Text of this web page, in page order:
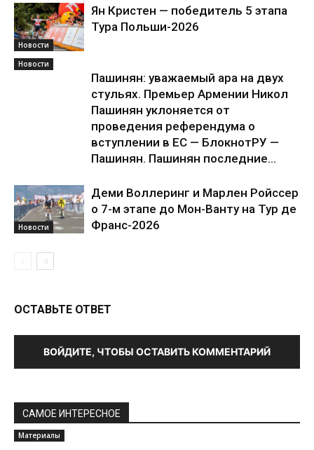
Новости
Ян Кристен — победитель 5 этапа
Тура Польши-2026
Новости
Пашинян: уважаемый ара на двух
стульях. Премьер Армении Никол
Пашинян уклоняется от
проведения референдума о
вступлении в ЕС — БлокнотРУ —
Пашинян. Пашинян последние...
Новости
Деми Воллеринг и Марлен Ройссер
о 7-м этапе до Мон-Ванту на Тур де
Франс-2026
ОСТАВЬТЕ ОТВЕТ
ВОЙДИТЕ, ЧТОБЫ ОСТАВИТЬ КОММЕНТАРИЙ
САМОЕ ИНТЕРЕСНОЕ
Материалы